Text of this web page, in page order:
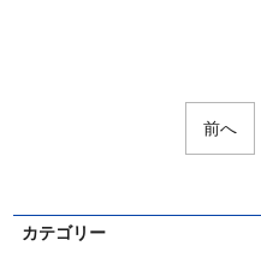
前へ
カテゴリー